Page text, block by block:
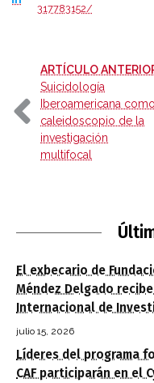
317783152/
ARTÍCULO
Suicidología
Iberoamericana como
caleidoscopio de la
investigación
multifocal
El exbecario de
Méndez Delgado
Internacional de
julio 15, 2026
Líderes del programa
CAF participarán en el